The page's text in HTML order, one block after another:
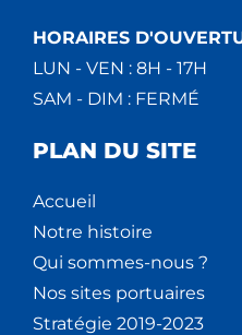
HORAIRES
LUN - VEN : 8H - 17H
SAM - DIM : FERMÉ
PLAN DU SITE
Accueil
Notre histoire
Qui sommes-nous ?
Nos sites portuaires
Stratégie 2019-2023